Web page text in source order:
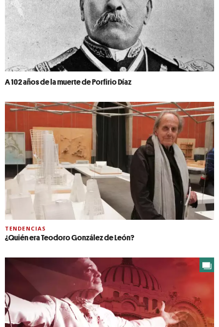
A 102 años de la muerte de Porfirio Díaz
TENDENCIAS
¿Quién era Teodoro González de León?